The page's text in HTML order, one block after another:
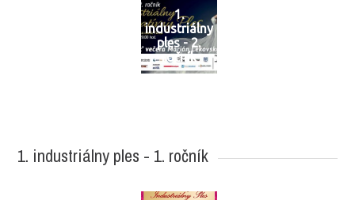
1.
industriálny
ples - 2.
ročník
1. industriálny ples - 1. ročník